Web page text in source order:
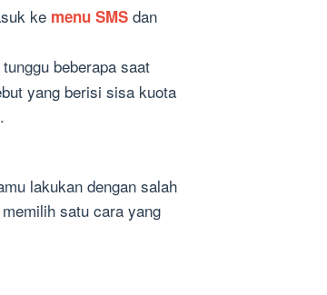
ke menu SMS dan
beberapa saat
yang berisi sisa kuota
lakukan dengan salah
satu cara yang